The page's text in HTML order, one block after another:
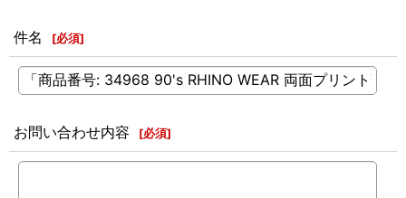
件名 [必須]
お問い合わせ内容 [必須]